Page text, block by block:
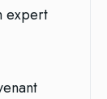
expert